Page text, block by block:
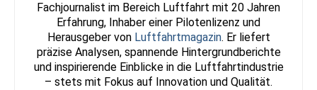
Fachjournalist im Bereich Luftfahrt mit 20 Jahren
Erfahrung, Inhaber einer Pilotenlizenz und
Herausgeber von Luftfahrtmagazin. Er liefert
präzise Analysen, spannende Hintergrundberichte
und inspirierende Einblicke in die Luftfahrtindustrie
– stets mit Fokus auf Innovation und Qualität.